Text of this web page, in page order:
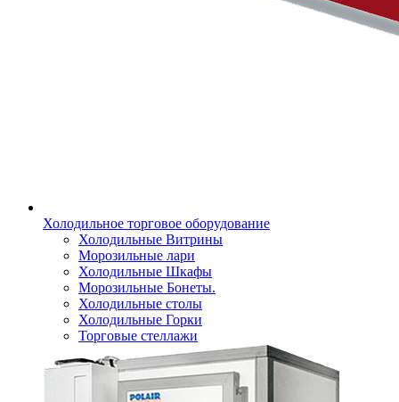
Холодильное торговое оборудование
Холодильные Витрины
Морозильные лари
Холодильные Шкафы
Морозильные Бонеты.
Холодильные столы
Холодильные Горки
Торговые стеллажи